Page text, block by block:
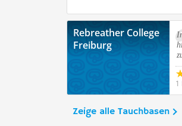
Rebreather College
Freiburg
1
Zeige alle Tauchbasen